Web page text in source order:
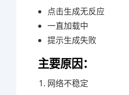
点击生成无反应
一直加载中
提示生成失败
主要原因：
网络不稳定